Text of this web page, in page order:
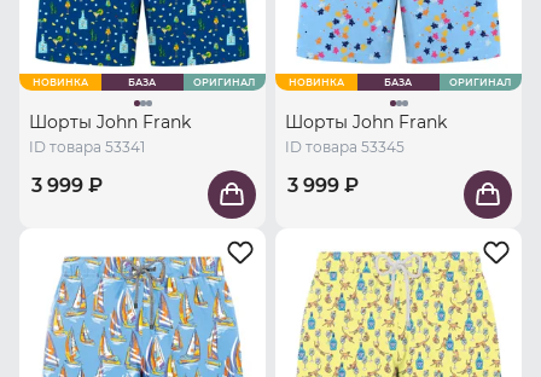
НОВИНКА БАЗА ОРИГИНАЛ
Шорты John Frank
ID товара 53341
3 999 ₽
НОВИНКА БАЗА ОРИГИНАЛ
Шорты John Frank
ID товара 53345
3 999 ₽